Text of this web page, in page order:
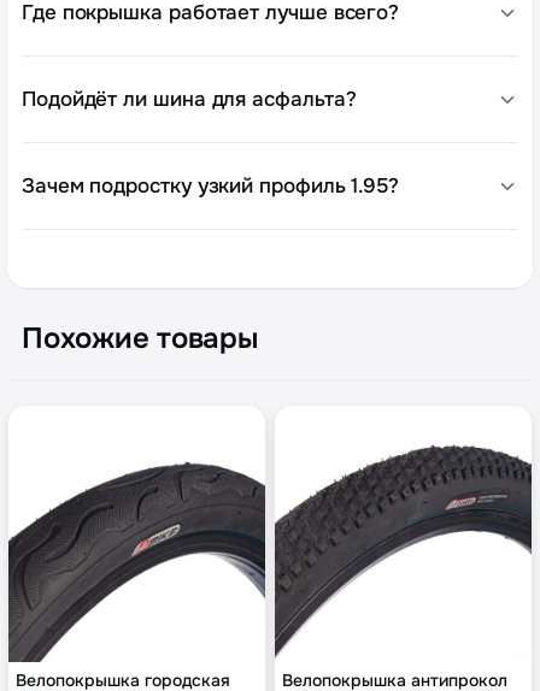
Где покрышка работает лучше всего?
Подойдёт ли шина для асфальта?
Зачем подростку узкий профиль 1.95?
Похожие товары
Велопокрышка городская Велопокрышка антипрокол